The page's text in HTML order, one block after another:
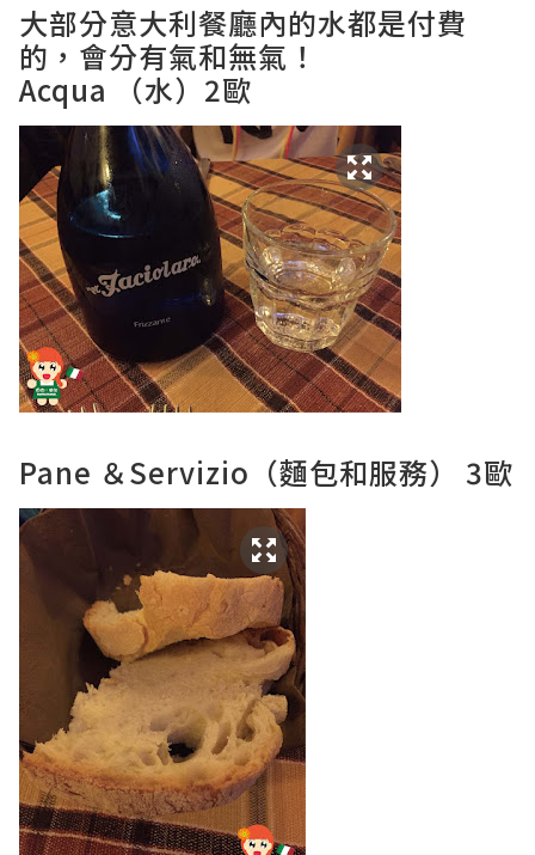
大部分意大利餐廳內的水都是付費
的，會分有氣和無氣！
Acqua （水）2歐
Pane ＆Servizio（麵包和服務） 3歐